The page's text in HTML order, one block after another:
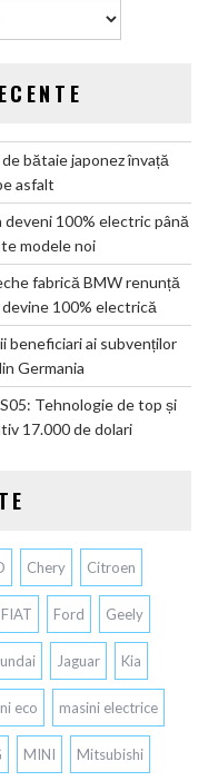
bătaie japonez învață
asfalt
100% electric până
modele noi
fabrică BMW renunță
100% electrică
beneficiari ai subvenților
Germania
Tehnologie de top și
17.000 de dolari
Chery Citroen
FIAT Ford Geely
Jaguar Kia
eco masini electrice
MINI Mitsubishi